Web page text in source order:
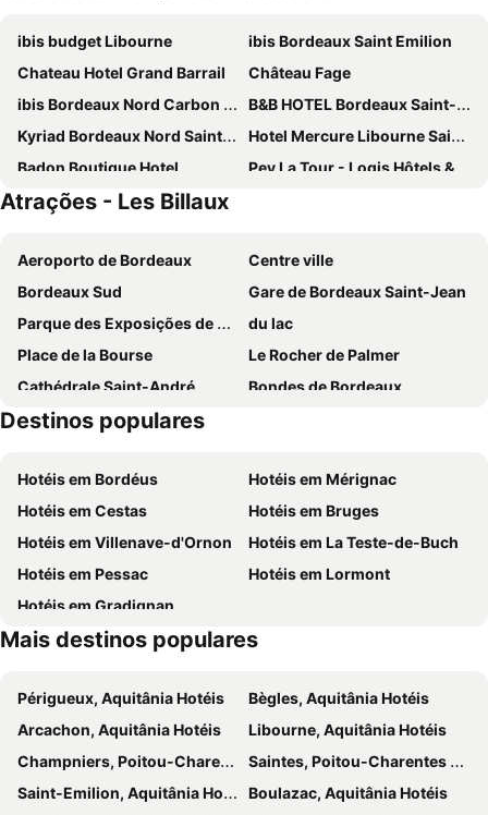
ibis budget Libourne
ibis Bordeaux Saint Emilion
Chateau Hotel Grand Barrail
Château Fage
ibis Bordeaux Nord Carbon Blanc
B&B HOTEL Bordeaux Saint-André-de-Cubzac
Kyriad Bordeaux Nord Sainte Eulalie
Hotel Mercure Libourne Saint-Emilion
Badon Boutique Hotel
Pey La Tour - Logis Hôtels & Restaurant
Logis de la Cadène
La Closerie de Fronsac
Le Relais de Franc Mayne Saint Emilion
AUX DUCS DE SIENNE
Hôtel de Pavie
La Villa Des Vignes
Hotel Porte Brunet
Chateau Chatillon
Château la Moune
Bed And Breakfast In The Heart Of A Wine Property Puisseguin- Gironde
Le Melchior
FSP château julie
Atrações - Les Billaux
Aeroporto de Bordeaux
Centre ville
Bordeaux Sud
Gare de Bordeaux Saint-Jean
Parque des Exposições de Bordeaux-Lac
du lac
Place de la Bourse
Le Rocher de Palmer
Cathédrale Saint-André
Bondes de Bordeaux
Musée du Vin et du Négoce - Cellier des Chartrons
Stade Chaban-Delmas
Bordeaux Maritime
Bois de Bordeaux
Halle des Chartrons
Grand Parc - Paul Doumer
Basilique Saint-Michel
Maison du Vin de Saint-Emilion
Réserve de bisons d'Europe
Victor Hugo - St Augustin
Casino Barrière
Bordeaux Convention and Exhibition Centre
Jardin Public
La Porte Cailhau
Esplanade Charles de Gaulle
chateaux haut-bages libéral
Destinos populares
Hotéis em Bordéus
Hotéis em Mérignac
Hotéis em Cestas
Hotéis em Bruges
Hotéis em Villenave-d'Ornon
Hotéis em La Teste-de-Buch
Hotéis em Pessac
Hotéis em Lormont
Hotéis em Gradignan
Mais destinos populares
Périgueux, Aquitânia Hotéis
Bègles, Aquitânia Hotéis
Arcachon, Aquitânia Hotéis
Libourne, Aquitânia Hotéis
Champniers, Poitou-Charentes Hotéis
Saintes, Poitou-Charentes Hotéis
Saint-Emilion, Aquitânia Hotéis
Boulazac, Aquitânia Hotéis